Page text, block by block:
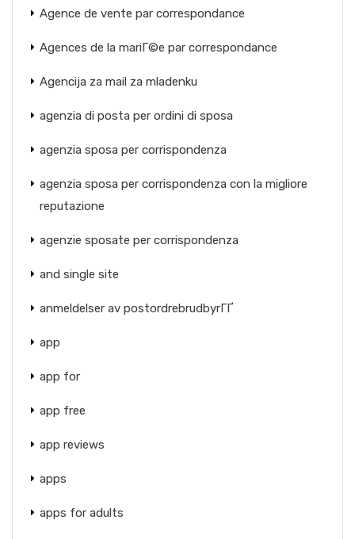
Agence de vente par correspondance
Agences de la mariГ©e par correspondance
Agencija za mail za mladenku
agenzia di posta per ordini di sposa
agenzia sposa per corrispondenza
agenzia sposa per corrispondenza con la migliore
reputazione
agenzie sposate per corrispondenza
and single site
anmeldelser av postordrebrudbyrГҐ
app
app for
app free
app reviews
apps
apps for adults